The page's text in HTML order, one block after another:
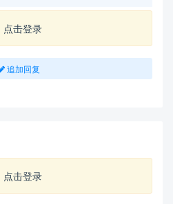
点击登录
追加回复
点击登录